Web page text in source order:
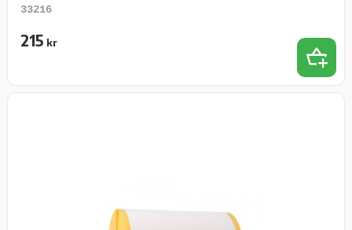
33216
215 kr